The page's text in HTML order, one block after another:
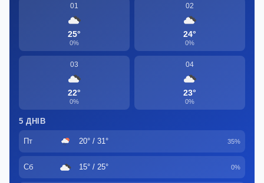
01
25°
0%
02
24°
0%
03
22°
0%
04
23°
0%
5 ДНІВ
Пт 20° / 31° 35%
Сб 15° / 25° 0%